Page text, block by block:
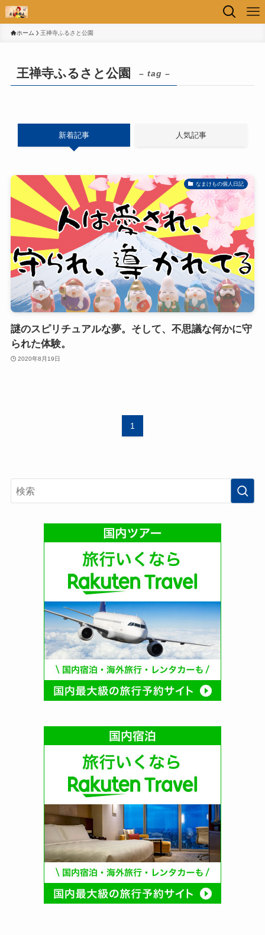
ホーム 王禅寺ふるさと公園
王禅寺ふるさと公園 – tag –
新着記事 人気記事
なまけもの個人日記
謎のスピリチュアルな夢。そして、不思議な何かに守
られた体験。
2020年8月19日
1